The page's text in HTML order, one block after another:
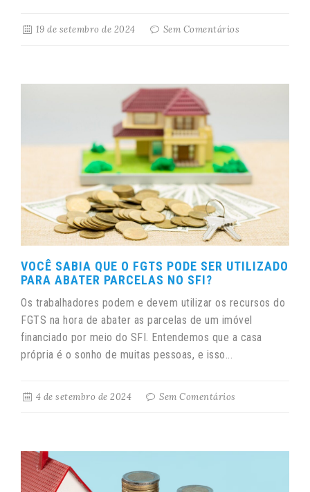
19 de setembro de 2024 Sem Comentários
VOCÊ SABIA QUE O FGTS PODE SER UTILIZADO
PARA ABATER PARCELAS NO SFI?
Os trabalhadores podem e devem utilizar os recursos do
FGTS na hora de abater as parcelas de um imóvel
financiado por meio do SFI. Entendemos que a casa
própria é o sonho de muitas pessoas, e isso...
4 de setembro de 2024 Sem Comentários